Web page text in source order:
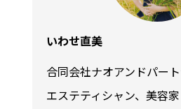
いわせ直美
合同会社ナオアンドパー
エステティシャン、美容